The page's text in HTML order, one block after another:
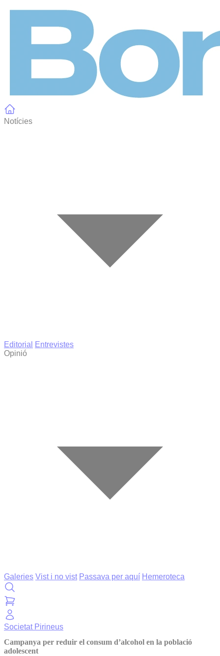
Notícies
Editorial
Entrevistes
Opinió
Galeries Vist i no vist Passava per aquí Hemeroteca
Societat Pirineus
Campanya per reduir el consum d’alcohol en la població
adolescent